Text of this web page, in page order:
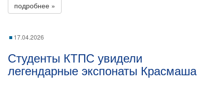
подробнее »
17.04.2026
Студенты КТПС увидели
легендарные экспонаты Красмаша